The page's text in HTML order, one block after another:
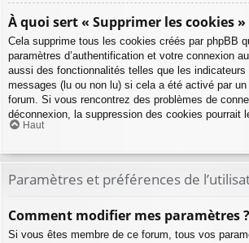
À quoi sert « Supprimer les cookies »
Cela supprime tous les cookies créés par phpBB
paramètres d’authentification et votre connexion
aussi des fonctionnalités telles que les indicateurs
messages (lu ou non lu) si cela a été activé par
forum. Si vous rencontrez des problèmes de
déconnexion, la suppression des cookies pourrait
Haut
Paramètres et préférences de
Comment modifier mes paramètres ?
Si vous êtes membre de ce forum, tous vos